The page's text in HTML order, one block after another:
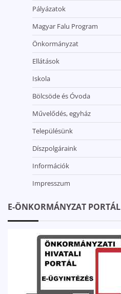
Pályázatok
Magyar Falu Program
Önkormányzat
Ellátások
Iskola
Bölcsöde és Óvoda
Művelődés, egyház
Településünk
Díszpolgáraink
Információk
Impresszum
E-ÖNKORMÁNYZAT PORTÁL